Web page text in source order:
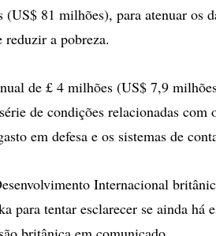
81 milhões), para atenuar os
reduzir a pobreza.
de £ 4 milhões (US$ 7,9
de condições relacionadas com
em defesa e os sistemas de
Internacional
para tentar esclarecer se ainda há